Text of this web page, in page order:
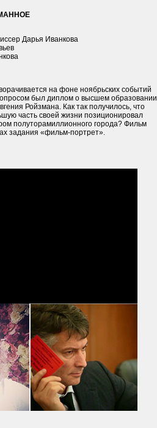
Дарья Иванкова
на фоне ноябрьских событий
был диплом о высшем образовании
Ройзмана. Как так получилось, что
часть своей жизни позиционировал
полуторамиллионного города? Фильм
задания «фильм-портрет».